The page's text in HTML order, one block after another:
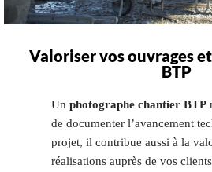
Valoriser vos ouvrages
BTP
Un photographe chantier BTP
de documenter l’avancement
projet, il contribue aussi à la
réalisations auprès de vos